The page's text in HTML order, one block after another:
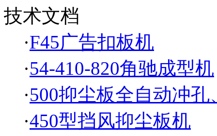
技术文档
·F45广告扣板机
·54-410-820角驰成型机
·500抑尘板全自动冲
·450型挡风抑尘板机